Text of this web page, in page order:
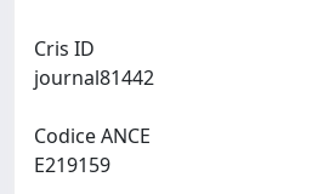
Cris ID
Codice ANCE